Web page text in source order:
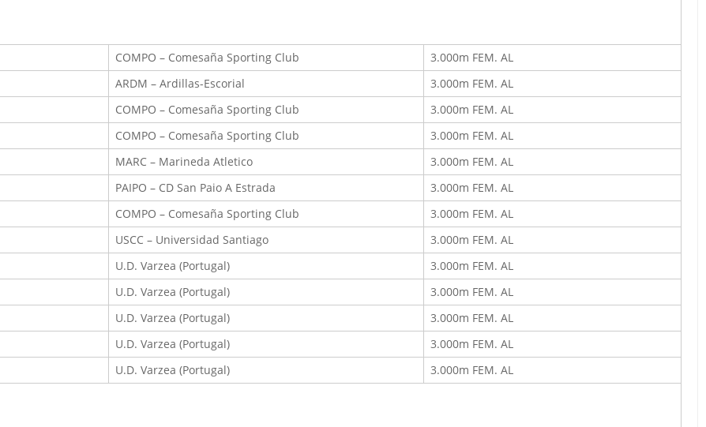
COMPO – Comesaña Sporting Club
3.000m FEM. AL
ARDM – Ardillas-Escorial
3.000m FEM. AL
COMPO – Comesaña Sporting Club
3.000m FEM. AL
COMPO – Comesaña Sporting Club
3.000m FEM. AL
MARC – Marineda Atletico
3.000m FEM. AL
PAIPO – CD San Paio A Estrada
3.000m FEM. AL
COMPO – Comesaña Sporting Club
3.000m FEM. AL
USCC – Universidad Santiago
3.000m FEM. AL
U.D. Varzea (Portugal)
3.000m FEM. AL
U.D. Varzea (Portugal)
3.000m FEM. AL
U.D. Varzea (Portugal)
3.000m FEM. AL
U.D. Varzea (Portugal)
3.000m FEM. AL
U.D. Varzea (Portugal) 3.000m FEM. AL